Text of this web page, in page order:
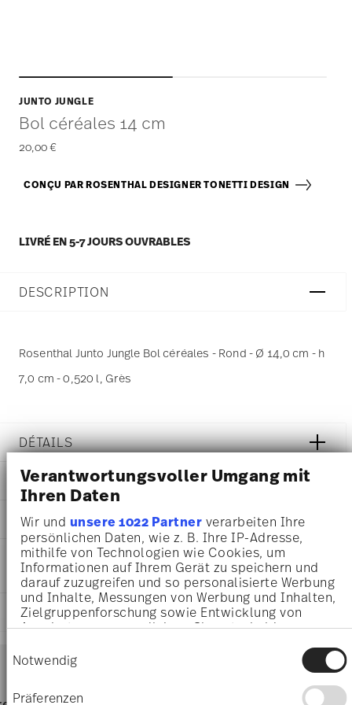
Verantwortungsvoller Umgang mit
Ihren Daten
Wir und unsere 1022 Partnerverarbeiten Ihre
persönlichen Daten, wie z. B. Ihre IP-Adresse,
mithilfe von Technologien wie Cookies, um
Informationen auf Ihrem Gerät zu speichern und
darauf zuzugreifen und so personalisierte Werbung
und Inhalte, Messungen von Werbung und Inhalten,
Zielgruppenforschung sowie Entwicklung von
Angeboten zu ermöglichen. Sie entscheiden
Sie können Ihre Einwilligung jederzeit über die
Cookie-Erklärung oder durch Klicken auf das
Privacy Trigger Symbol ändern oder widerrufen
Notwendig
Präferenzen
JUNTO JUNGLE
Bol céréales 14 cm
20,00 €
CONÇU PAR ROSENTHAL DESIGNER TONETTI DESIGN
LIVRÉ EN 5-7 JOURS OUVRABLES
DESCRIPTION
Rosenthal Junto Jungle Bol céréales - Rond - Ø 14,0 cm - h
7,0 cm - 0,520 l, Grès
DÉTAILS
Rosenthal
Junto
Jungle
Grès
Jungle
21540-405259-60721
4012438579917
CN
2025
31 déc. 2026
DIMENSIONS
14,00 cm
14,00 cm
7,00 cm
0.52 l
513 gr
57 gr
570 gr
AWARD WINNER
Dineus 2019
Year: 2019
INSTRUCTIONS D'ENTRETIEN ET DE
SÉCURITÉ
EXPÉDITION ET RETOURS
Footer
Services